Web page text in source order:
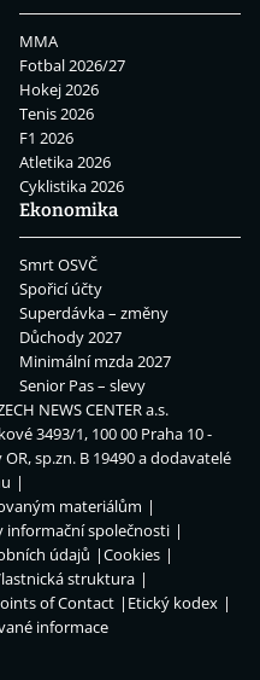
MMA
Fotbal 2026/27
Hokej 2026
Tenis 2026
F1 2026
Atletika 2026
Cyklistika 2026
Ekonomika
Smrt OSVČ
Spořicí účty
Superdávka – změny
Důchody 2027
Minimální mzda 2027
Senior Pas – slevy
NEWS CENTER a.s.
3493/1, 100 00 Praha 10 -
sp.zn. B 19490 a dodavatelé
materiálům
informační společnosti
údajů
Cookies
struktura
of Contact
Etický kodex
informace